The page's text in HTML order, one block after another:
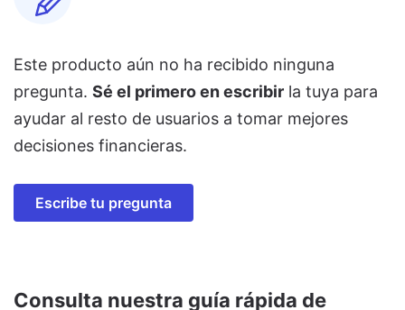
Este producto aún no ha recibido ninguna
pregunta. Sé el primero en escribir la tuya para
ayudar al resto de usuarios a tomar mejores
decisiones financieras.
Escribe tu pregunta
Consulta nuestra guía rápida de